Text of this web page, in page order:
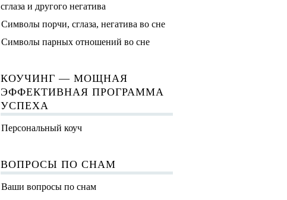
сглаза и другого негатива
Символы порчи, сглаза, негатива во сне
Символы парных отношений во сне
КОУЧИНГ — МОЩНАЯ
ЭФФЕКТИВНАЯ ПРОГРАММА
УСПЕХА
Персональный коуч
ВОПРОСЫ ПО СНАМ
Ваши вопросы по снам